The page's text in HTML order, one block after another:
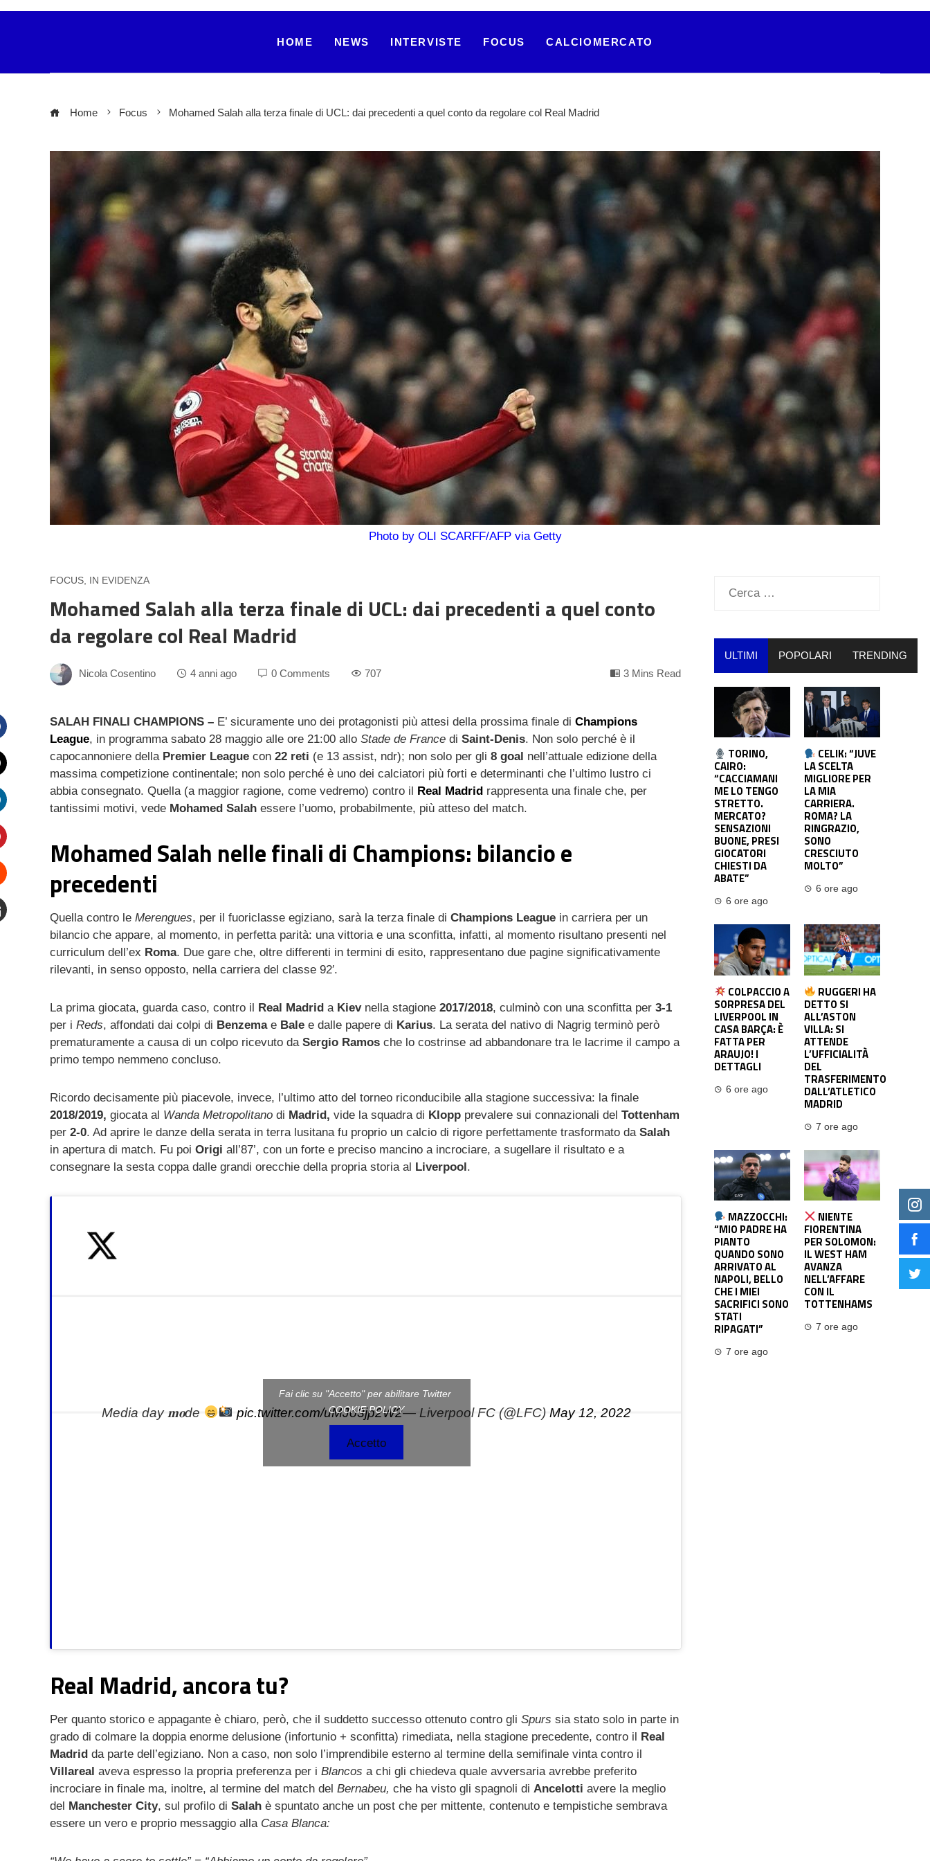
HOME NEWS INTERVISTE FOCUS CALCIOMERCATO
Home Focus Mohamed Salah alla terza finale di UCL: dai precedenti a quel conto da regolare col Real Madrid
Photo by OLI SCARFF/AFP via Getty
FOCUS, IN EVIDENZA
Mohamed Salah alla terza finale di UCL: dai precedenti a quel conto
da regolare col Real Madrid
Nicola Cosentino 4 anni ago 0 Comments 707 3 Mins Read
SALAH FINALI CHAMPIONS – E’ sicuramente uno dei protagonisti più attesi della prossima finale di Champions
League, in programma sabato 28 maggio alle ore 21:00 allo Stade de France di Saint-Denis. Non solo perché è il
capocannoniere della Premier League con 22 reti (e 13 assist, ndr); non solo per gli 8 goal nell’attuale edizione della
massima competizione continentale; non solo perché è uno dei calciatori più forti e determinanti che l’ultimo lustro ci
abbia consegnato. Quella (a maggior ragione, come vedremo) contro il Real Madrid rappresenta una finale che, per
tantissimi motivi, vede Mohamed Salah essere l’uomo, probabilmente, più atteso del match.
Mohamed Salah nelle finali di Champions: bilancio e
precedenti
Quella contro le Merengues, per il fuoriclasse egiziano, sarà la terza finale di Champions League in carriera per un
bilancio che appare, al momento, in perfetta parità: una vittoria e una sconfitta, infatti, al momento risultano presenti nel
curriculum dell’ex Roma. Due gare che, oltre differenti in termini di esito, rappresentano due pagine significativamente
rilevanti, in senso opposto, nella carriera del classe 92′.
La prima giocata, guarda caso, contro il Real Madrid a Kievnella stagione 2017/2018, culminò con una sconfitta per 3-1
per i Reds, affondati dai colpi di Benzemae Bale e dalle papere di Karius. La serata del nativo di Nagrig terminò però
prematuramente a causa di un colpo ricevuto da Sergio Ramos che lo costrinse ad abbandonare tra le lacrime il campo a
primo tempo nemmeno concluso.
Ricordo decisamente più piacevole, invece, l’ultimo atto del torneo riconducibile alla stagione successiva: la finale
2018/2019, giocata al Wanda Metropolitano di Madrid, vide la squadra di Klopp prevalere sui connazionali del Tottenham
per 2-0. Ad aprire le danze della serata in terra lusitana fu proprio un calcio di rigore perfettamente trasformato da Salah
in apertura di match. Fu poi Origi all’87’, con un forte e preciso mancino a incrociare, a sugellare il risultato e a
consegnare la sesta coppa dalle grandi orecchie della propria storia al Liverpool.
Media day 𝐦𝐨de pic.twitter.com/uMJo3jp2W2— Liverpool FC (@LFC) May 12, 2022
Fai clic su "Accetto" per abilitare Twitter
COOKIE POLICY
Accetto
Real Madrid, ancora tu?
Per quanto storico e appagante è chiaro, però, che il suddetto successo ottenuto contro gli Spurs sia stato solo in parte in
grado di colmare la doppia enorme delusione (infortunio + sconfitta) rimediata, nella stagione precedente, contro il Real
Madrid da parte dell’egiziano. Non a caso, non solo l’imprendibile esterno al termine della semifinale vinta contro il
Villareal aveva espresso la propria preferenza per i Blancos a chi gli chiedeva quale avversaria avrebbe preferito
incrociare in finale ma, inoltre, al termine del match del Bernabeu, che ha visto gli spagnoli di Ancelotti avere la meglio
del Manchester City, sul profilo di Salah è spuntato anche un post che per mittente, contenuto e tempistiche sembrava
essere un vero e proprio messaggio alla Casa Blanca:
Ricerca
ULTIMI POPOLARI TRENDING
TORINO,
CAIRO:
“CACCIAMANI
ME LO TENGO
STRETTO.
MERCATO?
SENSAZIONI
BUONE, PRESI
GIOCATORI
CHIESTI DA
ABATE”
6 ore ago
CELIK: “JUVE
LA SCELTA
MIGLIORE PER
LA MIA
CARRIERA.
ROMA? LA
RINGRAZIO,
SONO
CRESCIUTO
MOLTO”
6 ore ago
COLPACCIO A
SORPRESA DEL
LIVERPOOL IN
CASA BARÇA: È
FATTA PER
ARAUJO! I
DETTAGLI
6 ore ago
RUGGERI HA
DETTO SI
ALL’ASTON
VILLA: SI
ATTENDE
L’UFFICIALITÀ
DEL
TRASFERIMENTO
DALL’ATLETICO
MADRID
7 ore ago
MAZZOCCHI:
“MIO PADRE HA
PIANTO
QUANDO SONO
ARRIVATO AL
NAPOLI, BELLO
CHE I MIEI
SACRIFICI SONO
STATI
RIPAGATI”
7 ore ago
NIENTE
FIORENTINA
PER SOLOMON:
IL WEST HAM
AVANZA
NELL’AFFARE
CON IL
TOTTENHAMS
7 ore ago